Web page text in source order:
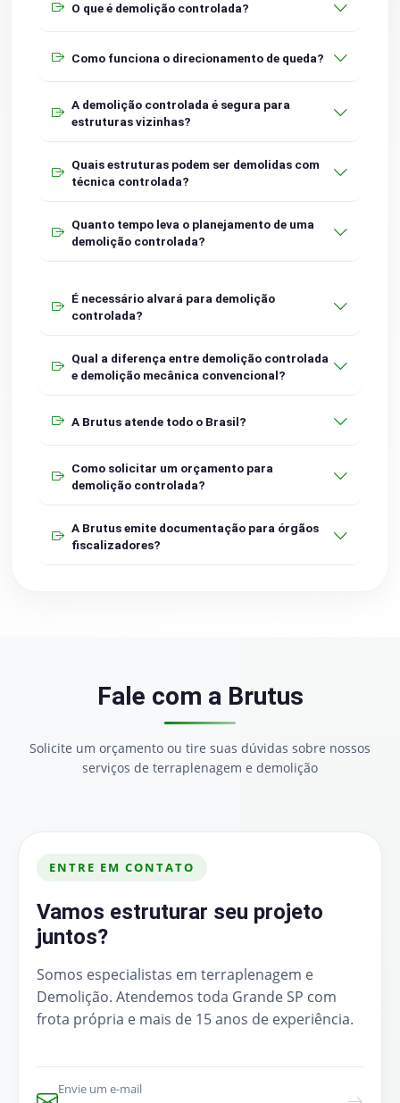
O que é demolição controlada?
Como funciona o direcionamento de queda?
A demolição controlada é segura para
estruturas vizinhas?
Quais estruturas podem ser demolidas com
técnica controlada?
Quanto tempo leva o planejamento de uma
demolição controlada?
É necessário alvará para demolição
controlada?
Qual a diferença entre demolição controlada
e demolição mecânica convencional?
A Brutus atende todo o Brasil?
Como solicitar um orçamento para
demolição controlada?
A Brutus emite documentação para órgãos
fiscalizadores?
Fale com a Brutus
Solicite um orçamento ou tire suas dúvidas sobre nossos
serviços de terraplenagem e demolição
ENTRE EM CONTATO
Vamos estruturar seu projeto
juntos?
Somos especialistas em terraplenagem e
Demolição. Atendemos toda Grande SP com
frota própria e mais de 15 anos de experiência.
Envie um e-mail